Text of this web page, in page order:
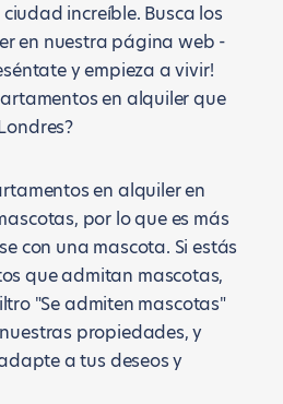
increíble. Busca los
en nuestra página web -
y empieza a vivir!
en alquiler que
en alquiler en
por lo que es más
con una mascota. Si estás
que admitan mascotas,
"Se admiten mascotas"
propiedades, y
a tus deseos y